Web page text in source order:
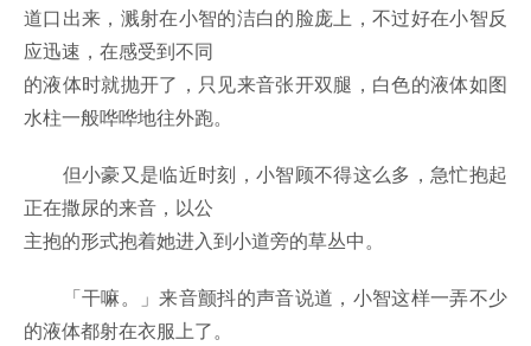
道口出来，溅射在小智的洁白的脸庞上，不过好在小智反
应迅速，在感受到不同
的液体时就抛开了，只见来音张开双腿，白色的液体如图
水柱一般哗哗地往外跑。
但小豪又是临近时刻，小智顾不得这么多，急忙抱起
正在撒尿的来音，以公
主抱的形式抱着她进入到小道旁的草丛中。
「干嘛。」来音颤抖的声音说道，小智这样一弄不少
的液体都射在衣服上了。